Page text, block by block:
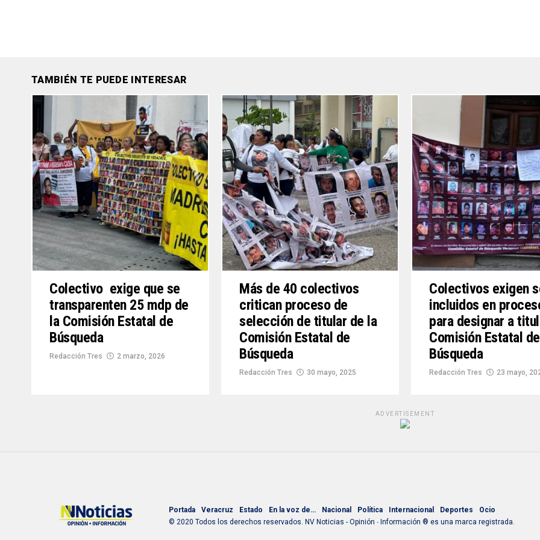
TAMBIÉN TE PUEDE INTERESAR
Colectivo exige que se
transparenten 25 mdp de
la Comisión Estatal de
Búsqueda
Redacción Tres 2 marzo, 2026
Más de 40 colectivos
critican proceso de
selección de titular de la
Comisión Estatal de
Búsqueda
Redacción Tres 30 mayo, 2025
Colectivos exigen
incluidos en
para designar a
Comisión Estatal de
Búsqueda
Redacción Tres 23 mayo,
ADVERTISEMENT
Portada Veracruz Estado En la voz de… Nacional Política Internacional Deportes
Ocio
© 2020 Todos los derechos reservados. NV Noticias - Opinión ∙ Información ® es una marca registrada.